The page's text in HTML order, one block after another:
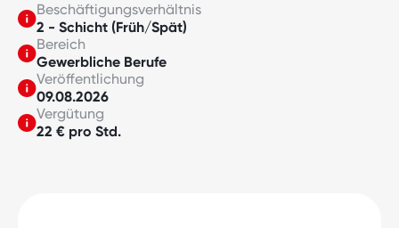
Beschäftigungsverhältnis
2 - Schicht (Früh/Spät)
Bereich
Gewerbliche Berufe
Veröffentlichung
09.08.2026
Vergütung
22 € pro Std.